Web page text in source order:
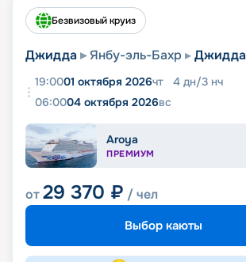
Безвизовый круиз
Джидда Янбу-эль-Бахр Джидда
19:0001 октября 2026чт 4 дн/3 нч
06:0004 октября 2026вс
Aroya
ПРЕМИУМ
от29 370 ₽ / чел
Выбор каюты